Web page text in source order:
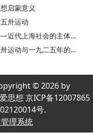
启蒙意义
卅运动
上海社会的主体性问题
动与一九二五年的执政府
© 2026 by
思想 京ICP备12007865
号.
理系统